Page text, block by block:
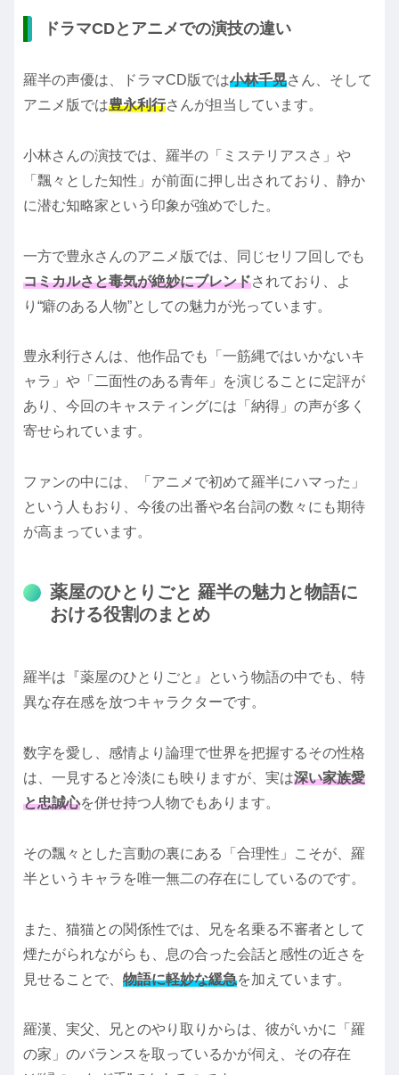
ドラマCDとアニメでの演技の違い
羅半の声優は、ドラマCD版では小林千晃さん、そして
アニメ版では豊永利行さんが担当しています。
小林さんの演技では、羅半の「ミステリアスさ」や
「飄々とした知性」が前面に押し出されており、静か
に潜む知略家という印象が強めでした。
一方で豊永さんのアニメ版では、同じセリフ回しでも
コミカルさと毒気が絶妙にブレンドされており、よ
り“癖のある人物”としての魅力が光っています。
豊永利行さんは、他作品でも「一筋縄ではいかないキ
ャラ」や「二面性のある青年」を演じることに定評が
あり、今回のキャスティングには「納得」の声が多く
寄せられています。
ファンの中には、「アニメで初めて羅半にハマった」
という人もおり、今後の出番や名台詞の数々にも期待
が高まっています。
薬屋のひとりごと 羅半の魅力と物語に
おける役割のまとめ
羅半は『薬屋のひとりごと』という物語の中でも、特
異な存在感を放つキャラクターです。
数字を愛し、感情より論理で世界を把握するその性格
は、一見すると冷淡にも映りますが、実は深い家族愛
と忠誠心を併せ持つ人物でもあります。
その飄々とした言動の裏にある「合理性」こそが、羅
半というキャラを唯一無二の存在にしているのです。
また、猫猫との関係性では、兄を名乗る不審者として
煙たがられながらも、息の合った会話と感性の近さを
見せることで、 物語に軽妙な緩急を加えています。
羅漢、実父、兄とのやり取りからは、彼がいかに「羅
の家」のバランスを取っているかが伺え、その存在